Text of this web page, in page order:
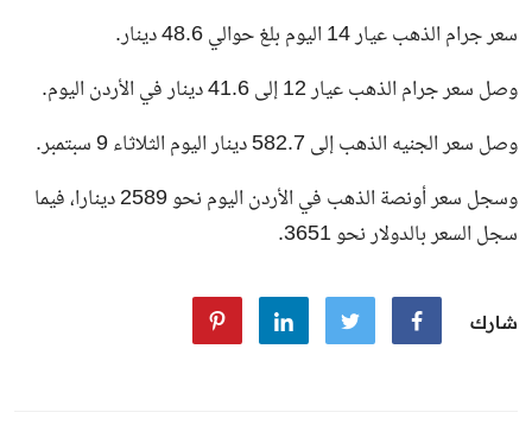
سعر جرام الذهب عيار 14 اليوم بلغ حوالي 48.6 دينار.
وصل سعر جرام الذهب عيار 12 إلى 41.6 دينار في الأردن اليوم.
وصل سعر الجنيه الذهب إلى 582.7 دينار اليوم الثلاثاء 9 سبتمبر.
وسجل سعر أونصة الذهب في الأردن اليوم نحو 2589 دينارا، فيما
سجل السعر بالدولار نحو 3651.
شارك